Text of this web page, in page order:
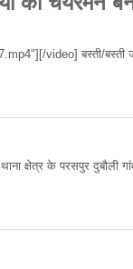
video] बस्ती/बस्ती
क्षेत्र के परसपुर दुबौली